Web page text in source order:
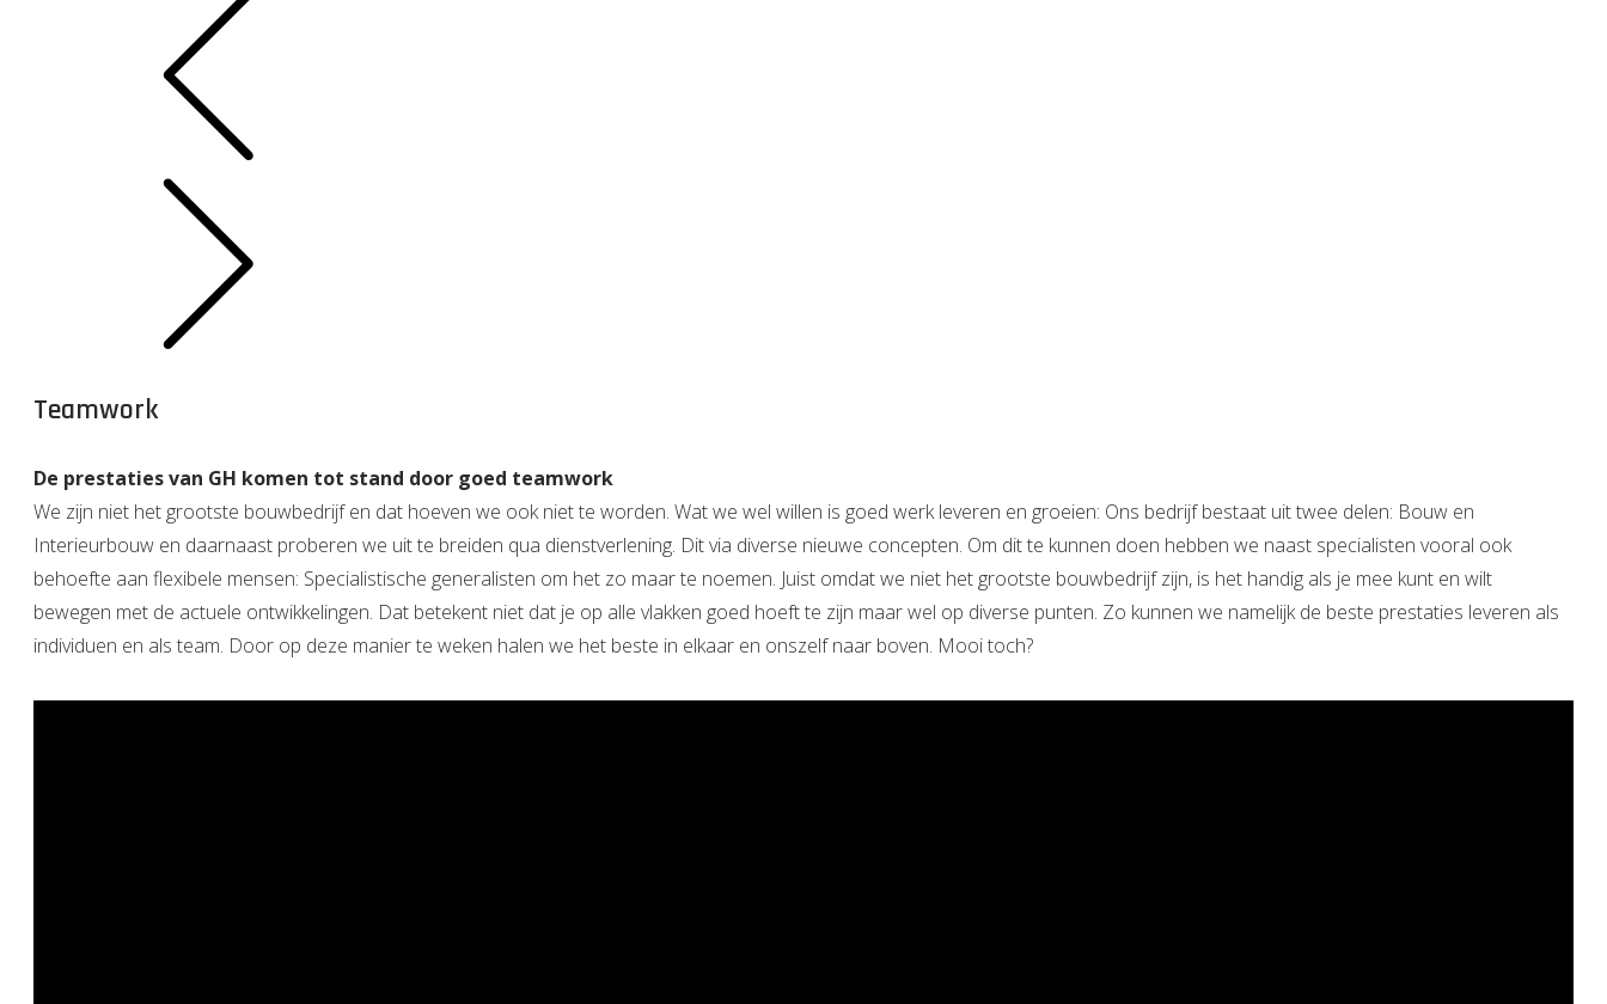
Teamwork
De prestaties van GH komen tot stand door goed teamwork
We zijn niet het grootste bouwbedrijf en dat hoeven we ook niet te worden. Wat we wel willen is goed werk leveren en groeien: Ons bedrijf bestaat uit twee delen: Bouw en
Interieurbouw en daarnaast proberen we uit te breiden qua dienstverlening. Dit via diverse nieuwe concepten. Om dit te kunnen doen hebben we naast specialisten vooral ook
behoefte aan flexibele mensen: Specialistische generalisten om het zo maar te noemen. Juist omdat we niet het grootste bouwbedrijf zijn, is het handig als je mee kunt en wilt
bewegen met de actuele ontwikkelingen. Dat betekent niet dat je op alle vlakken goed hoeft te zijn maar wel op diverse punten. Zo kunnen we namelijk de beste prestaties leveren als
individuen en als team. Door op deze manier te weken halen we het beste in elkaar en onszelf naar boven. Mooi toch?